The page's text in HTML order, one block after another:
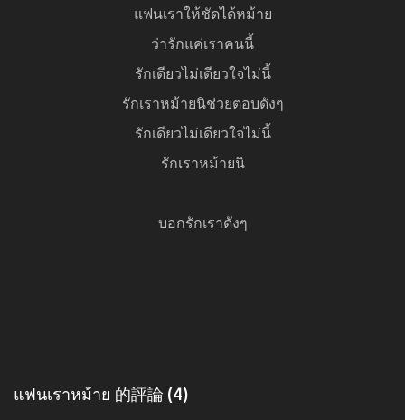
แฟนเราให้ชัดได้หม้าย
ว่ารักแค่เราคนนี้
รักเดียวไม่เดียวใจไม่นี้
รักเราหม้ายนิช่วยตอบดังๆ
รักเดียวไม่เดียวใจไม่นี้
รักเราหม้ายนิ
บอกรักเราดังๆ
แฟนเราหม้าย 的評論 (4)